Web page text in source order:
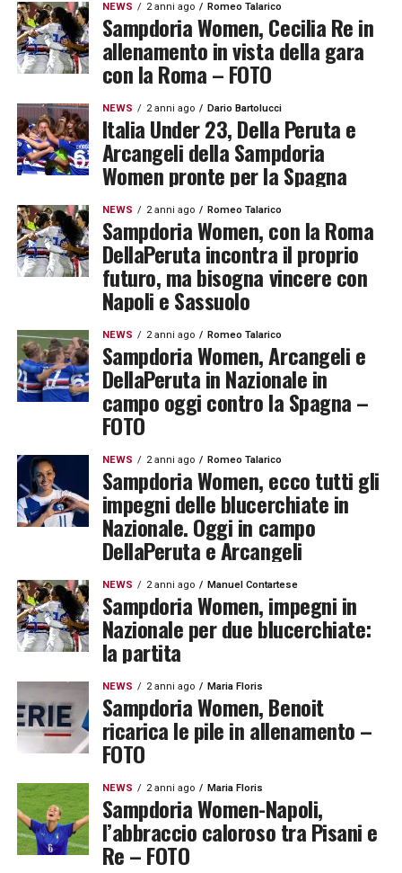
NEWS 2 anni ago Romeo Talarico
Sampdoria Women, Cecilia Re in
allenamento in vista della gara
con la Roma – FOTO
NEWS 2 anni ago Dario Bartolucci
Italia Under 23, Della Peruta e
Arcangeli della Sampdoria
Women pronte per la Spagna
NEWS 2 anni ago Romeo Talarico
Sampdoria Women, con la Roma
DellaPeruta incontra il proprio
futuro, ma bisogna vincere con
Napoli e Sassuolo
NEWS 2 anni ago Romeo Talarico
Sampdoria Women, Arcangeli e
DellaPeruta in Nazionale in
campo oggi contro la Spagna –
FOTO
NEWS 2 anni ago Romeo Talarico
Sampdoria Women, ecco tutti gli
impegni delle blucerchiate in
Nazionale. Oggi in campo
DellaPeruta e Arcangeli
NEWS 2 anni ago Manuel Contartese
Sampdoria Women, impegni in
Nazionale per due blucerchiate:
la partita
NEWS 2 anni ago Maria Floris
Sampdoria Women, Benoit
ricarica le pile in allenamento –
FOTO
NEWS 2 anni ago Maria Floris
Sampdoria Women-Napoli,
l’abbraccio caloroso tra Pisani e
Re – FOTO